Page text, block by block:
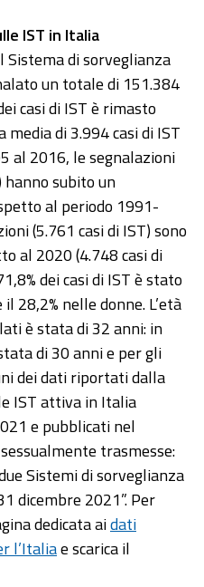
IST in Italia
di sorveglianza
un totale di 151.384
casi di IST è rimasto
di 3.994 casi di IST
al 2016, le segnalazioni
hanno subito un
al periodo 1991-
(5.761 casi di IST) sono
al 2020 (4.748 casi di
dei casi di IST è stato
28,2% nelle donne. L’età
è stata di 32 anni: in
di 30 anni e per gli
dei dati riportati dalla
IST attiva in Italia
e pubblicati nel
trasmesse:
Sistemi di sorveglianza
dicembre 2021”. Per
dedicata aidati
l’Italiae scarica il